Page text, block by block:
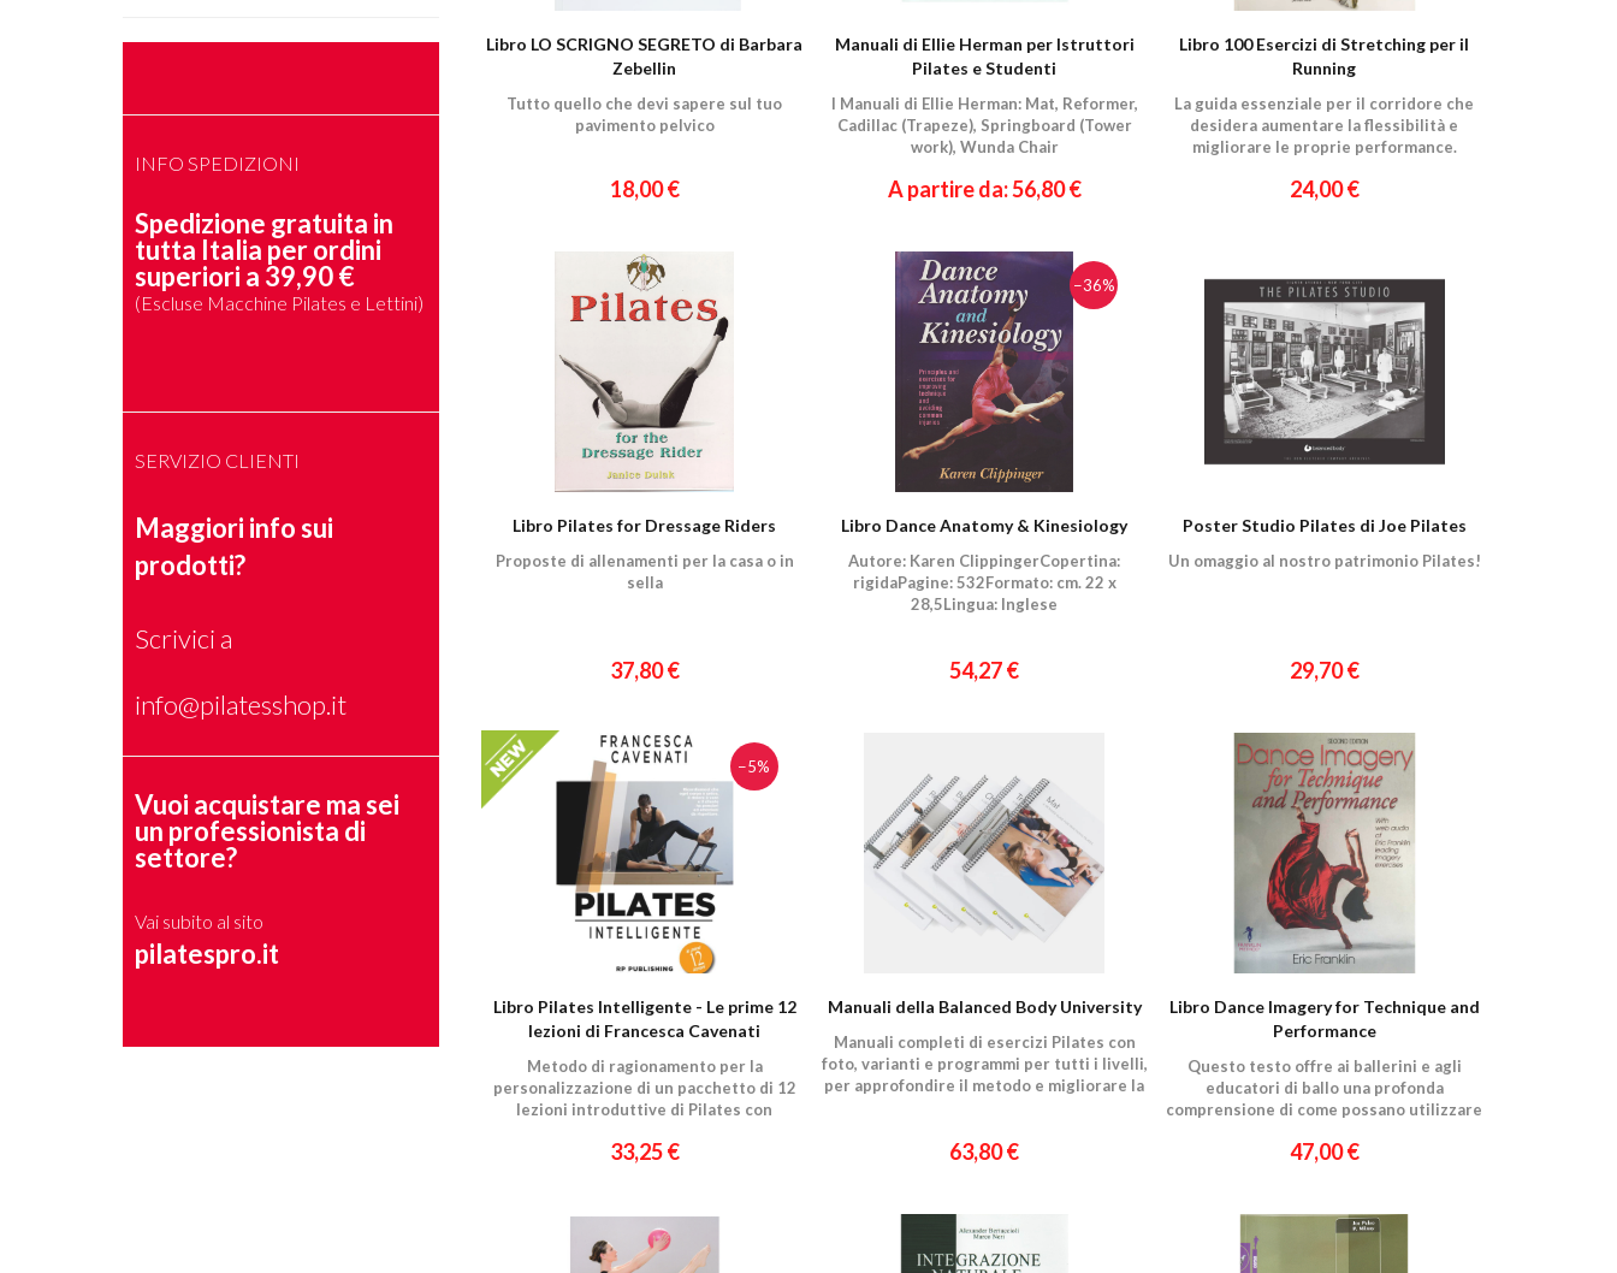
INFO SPEDIZIONI
Spedizione gratuita in
tutta Italia per ordini
superiori a 39,90 €
(Escluse Macchine Pilates e Lettini)
SERVIZIO CLIENTI
Maggiori info sui
prodotti?
Scrivici a
info@pilatesshop.it
Vuoi acquistare ma sei
un professionista di
settore?
Vai subito al sito
pilatespro.it
Libro LO SCRIGNO SEGRETO di Barbara
Zebellin
Tutto quello che devi sapere sul tuo
pavimento pelvico
18,00 €
Manuali di Ellie Herman per Istruttori
Pilates e Studenti
I Manuali di Ellie Herman: Mat, Reformer,
Cadillac (Trapeze), Springboard (Tower
work), Wunda Chair
A partire da: 56,80 €
Libro 100 Esercizi di Stretching per il
Running
La guida essenziale per il corridore che
desidera aumentare la flessibilità e
migliorare le proprie performance.
24,00 €
Libro Pilates for Dressage Riders
Proposte di allenamenti per la casa o in
sella
37,80 €
−36%
Libro Dance Anatomy & Kinesiology
Autore: Karen ClippingerCopertina:
rigidaPagine: 532Formato: cm. 22 x
28,5Lingua: Inglese
54,27 €
Poster Studio Pilates di Joe Pilates
Un omaggio al nostro patrimonio Pilates!
29,70 €
−5%
Libro Pilates Intelligente - Le prime 12
lezioni di Francesca Cavenati
Metodo di ragionamento per la
personalizzazione di un pacchetto di 12
lezioni introduttive di Pilates con
33,25 €
Manuali della Balanced Body University
Manuali completi di esercizi Pilates con
foto, varianti e programmi per tutti i livelli,
per approfondire il metodo e migliorare la
63,80 €
Libro Dance Imagery for Technique and
Performance
Questo testo offre ai ballerini e agli
educatori di ballo una profonda
comprensione di come possano utilizzare
47,00 €